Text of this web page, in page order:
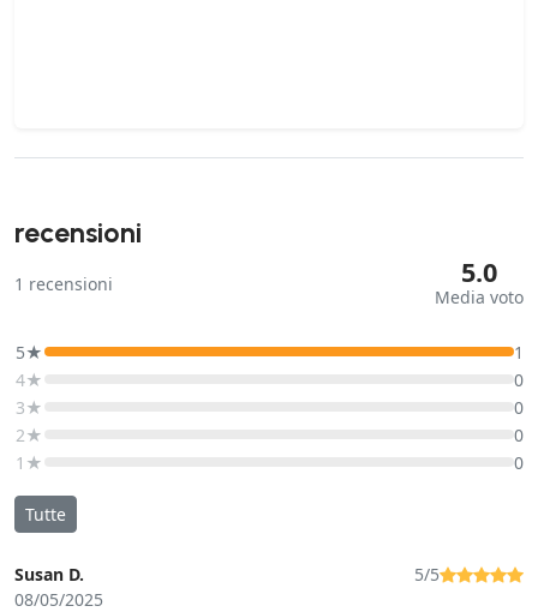
recensioni
1 recensioni 5.0
Media voto
5★
1
4★
0
3★
0
2★
0
1★
0
Tutte
Susan D.
08/05/2025
5/5